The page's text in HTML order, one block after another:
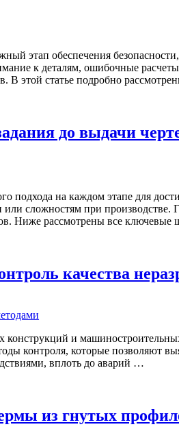
этап обеспечения
к деталям, ошибочные
В этой статье подробно
до выдачи
на каждом этапе для
сложностям при
Ниже рассмотрены все
качества
и
контроля, которые позволяют
вплоть до аварий …
из гнутых